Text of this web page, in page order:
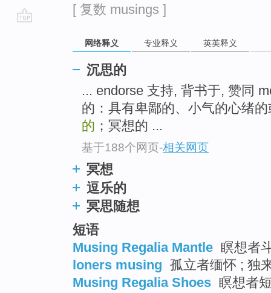
[ 复数 musings ]
网络释义 专业释义 英英释义
沉思的
... endorse 支持, 背书于, 赞同
的：具有卑鄙的、小气的心绪
的 ；冥想的 ...
基于188个网页-相关网页
冥想
逗乐的
冥思随想
短语
Musing Regalia Mantle 瞑想者
loners musing 孤立者缅怀 ; 独
Musing Regalia Shoes 瞑想者